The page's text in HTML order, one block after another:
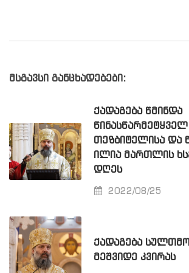
მსგავსი განცხადებები:
ᲥᲐᲓᲐᲒᲔᲑᲐ ᲬᲛᲘᲜᲓᲐ
ᲗᲔᲖᲑᲘᲢᲔᲚᲘᲡᲐ ᲓᲐ
ᲘᲚᲘᲐ ᲛᲐᲠᲗᲚᲘᲡ
ᲓᲦᲔᲡ
2022/08/25
ᲥᲐᲓᲐᲒᲔᲑᲐ
ᲛᲔᲨᲕᲘᲓᲔ ᲙᲕᲘᲠᲐᲡ